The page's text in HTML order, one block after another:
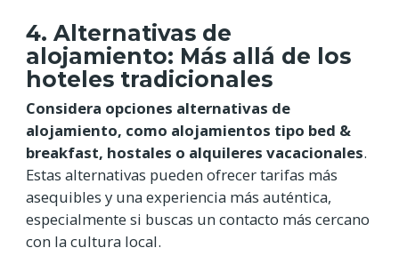
4. Alternativas de
alojamiento: Más allá de los
hoteles tradicionales
Considera opciones alternativas de
alojamiento, como alojamientos tipo bed &
breakfast, hostales o alquileres vacacionales.
Estas alternativas pueden ofrecer tarifas más
asequibles y una experiencia más auténtica,
especialmente si buscas un contacto más cercano
con la cultura local.